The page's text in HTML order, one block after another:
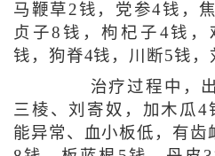
马鞭草2钱，党参4钱，
贞子8钱，枸杞子4钱
钱，狗脊4钱，川断5钱，
治疗过程中，出
三棱、刘寄奴，加木瓜4
能异常、血小板低，有齿